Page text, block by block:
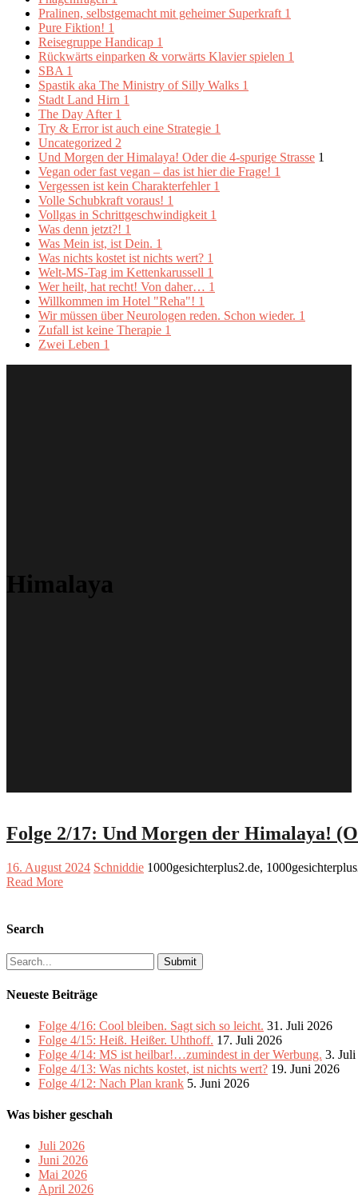
Pralinen, selbstgemacht mit geheimer Superkraft 1
Pure Fiktion! 1
Reisegruppe Handicap 1
Rückwärts einparken & vorwärts Klavier spielen 1
SBA 1
Spastik aka The Ministry of Silly Walks 1
Stadt Land Hirn 1
The Day After 1
Try & Error ist auch eine Strategie 1
Uncategorized 2
Und Morgen der Himalaya! Oder die 4-spurige Strasse 1
Vegan oder fast vegan – das ist hier die Frage! 1
Vergessen ist kein Charakterfehler 1
Volle Schubkraft voraus! 1
Vollgas in Schrittgeschwindigkeit 1
Was denn jetzt?! 1
Was Mein ist, ist Dein. 1
Was nichts kostet ist nichts wert? 1
Welt-MS-Tag im Kettenkarussell 1
Wer heilt, hat recht! Von daher… 1
Willkommen im Hotel "Reha"! 1
Wir müssen über Neurologen reden. Schon wieder. 1
Zufall ist keine Therapie 1
Zwei Leben 1
Himalaya
Folge 2/17: Und Morgen der Himalaya!
16. August 2024 Schniddie 1000gesichterplus2.de,
Read More
Search
Search
for:
Neueste Beiträge
Folge 4/16: Cool bleiben. Sagt sich so leicht. 31. Juli 2026
Folge 4/15: Heiß. Heißer. Uhthoff. 17. Juli 2026
Folge 4/14: MS ist heilbar!…zumindest in der Werbung. 3.
Folge 4/13: Was nichts kostet, ist nichts wert? 19. Juni 2026
Folge 4/12: Nach Plan krank 5. Juni 2026
Was bisher geschah
Juli 2026
Juni 2026
Mai 2026
April 2026